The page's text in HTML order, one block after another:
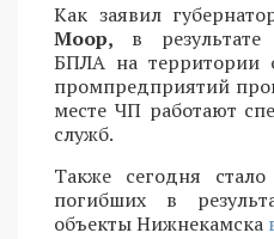
Как заявил
Моор, в результате
БПЛА на территории
промпредприятий
месте ЧП работают
служб.
Также сегодня
погибших в
объекты Нижнекамска